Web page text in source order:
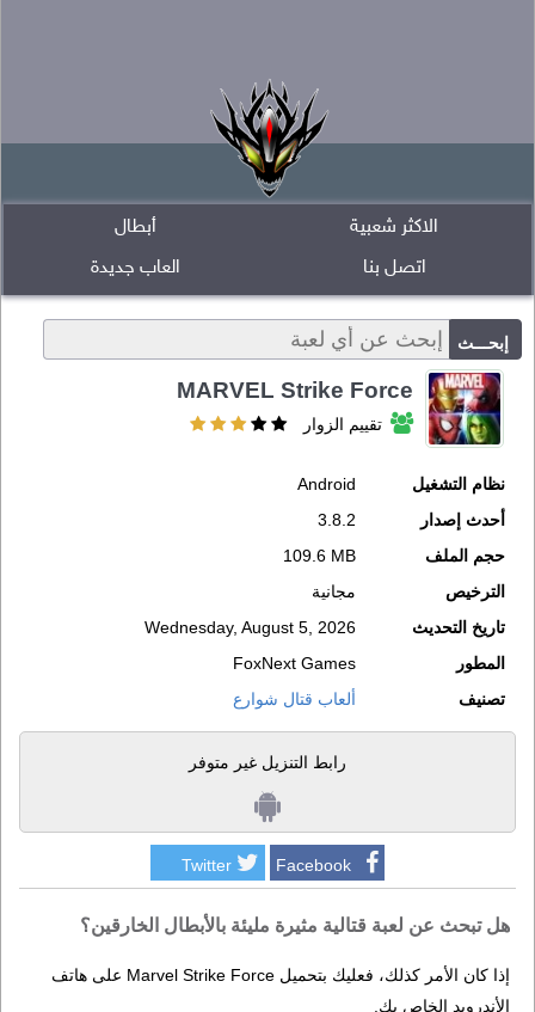
أبطال
الاكثر شعبية
العاب جديدة
اتصل بنا
MARVEL Strike Force
تقييم الزوار
نظام التشغيل
Android
أحدث إصدار
3.8.2
حجم الملف
109.6 MB
الترخيص
مجانية
تاريخ التحديث
Wednesday, August 5, 2026
المطور
FoxNext Games
تصنيف
ألعاب قتال شوارع
رابط التنزيل غير متوفر
Facebook
Twitter
هل تبحث عن لعبة قتالية مثيرة مليئة بالأبطال الخارقين؟
إذا كان الأمر كذلك، فعليك بتحميل Marvel Strike Force على هاتف
الأندرويد الخاص بك.